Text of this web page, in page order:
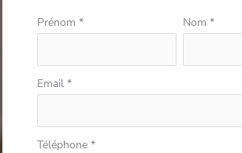
Formulaire
avec
téléphone
Prénom * Nom *
Email *
Téléphone *